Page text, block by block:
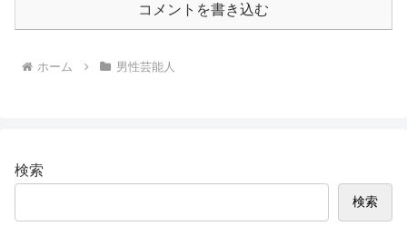
コメントを書き込む
ホーム 男性芸能人
検索
検索